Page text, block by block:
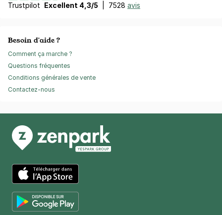
Trustpilot Excellent 4,3/5 7528 avis
Besoin d'aide ?
Comment ça marche ?
Questions fréquentes
Conditions générales de vente
Contactez-nous
App Store